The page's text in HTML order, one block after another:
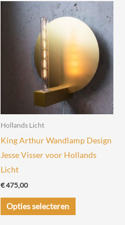
Hollands Licht
King Arthur Wandlamp Design
Jesse Visser voor Hollands
Licht
€475,00
Opties selecteren
Dit
product